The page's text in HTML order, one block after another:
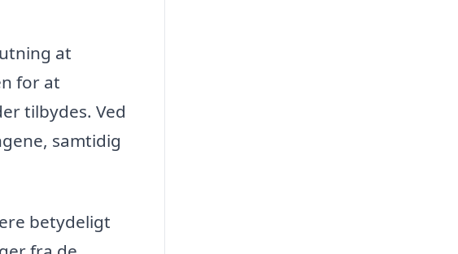
at
for at
tilbydes. Ved
samtidig
betydeligt